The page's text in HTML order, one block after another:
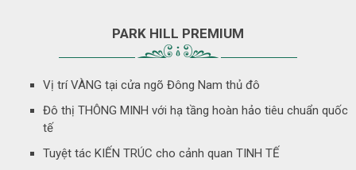
PARK HILL PREMIUM
Vị trí VÀNG tại cửa ngõ Đông Nam thủ đô
Đô thị THÔNG MINH với hạ tầng hoàn hảo tiêu chuẩn quốc
tế
Tuyệt tác KIẾN TRÚC cho cảnh quan TINH TẾ